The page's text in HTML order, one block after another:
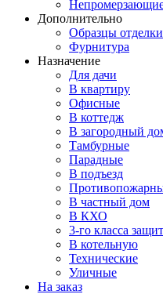
Дополнительно
Образцы отделки
Фурнитура
Назначение
Для дачи
В квартиру
Офисные
В коттедж
В загородный
Тамбурные
Парадные
В подъезд
В частный дом
В КХО
3-го класса
В котельную
Технические
Уличные
На заказ